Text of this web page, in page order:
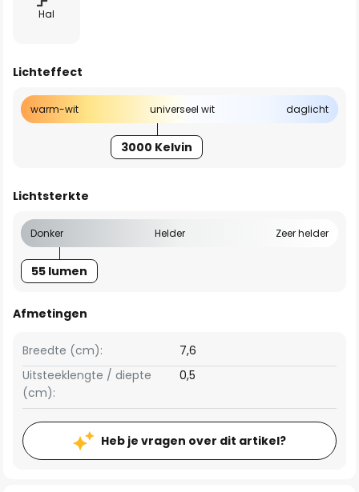
Hal
Lichteffect
warm-wit universeel wit daglicht
3000 Kelvin
Lichtsterkte
Donker Helder Zeer helder
55 lumen
Afmetingen
Breedte (cm):
7,6
Uitsteeklengte / diepte
(cm):
0,5
Heb je vragen over dit artikel?